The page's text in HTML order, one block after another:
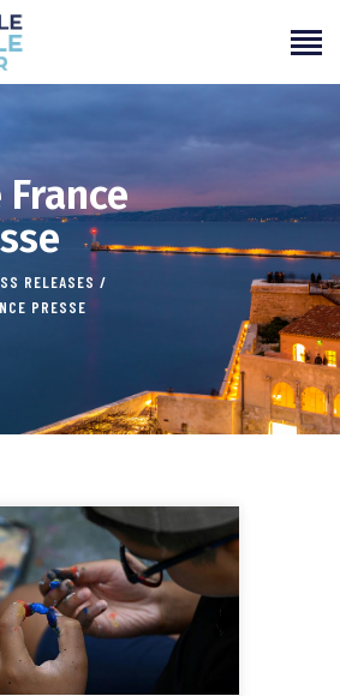
RELEASES
PRESSE
PASSÉS